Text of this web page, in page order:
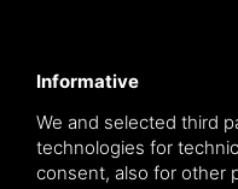
Informative
We and selected third
technologies for
consent, also for other
Privacy policy
TITOLCHIMICA